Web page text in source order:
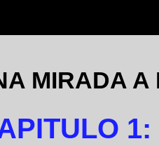
MIRADA